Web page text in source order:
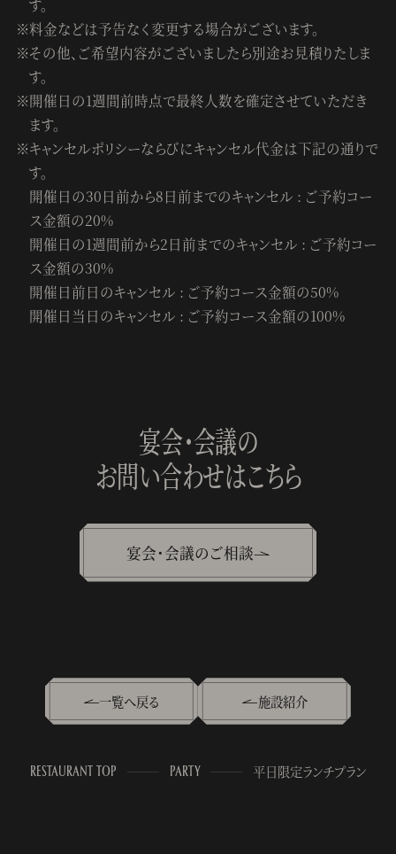
一覧へ戻る 施設紹介
す。
料金などは予告なく変更する場合がございます。
その他、ご希望内容がございましたら別途お見積りたしま
す。
開催日の1週間前時点で最終人数を確定させていただき
ます。
キャンセルポリシーならびにキャンセル代金は下記の通りで
す。
開催日の30日前から8日前までのキャンセル : ご予約コー
ス金額の20%
開催日の1週間前から2日前までのキャンセル : ご予約コー
ス金額の30%
開催日前日のキャンセル : ご予約コース金額の50%
開催日当日のキャンセル : ご予約コース金額の100%
宴会・会議の
お問い合わせはこちら
宴会・会議のご相談
RESTAURANT TOP PARTY 平日限定ランチプラン